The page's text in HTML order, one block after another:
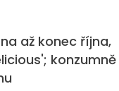
až konec října,
konzumně